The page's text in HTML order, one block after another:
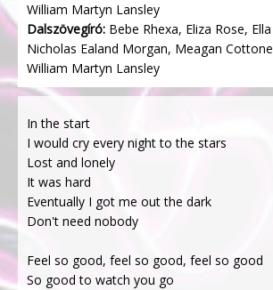
William Martyn Lansley
Dalszövegíró: Bebe Rhexa, Eliza Rose,
Nicholas Ealand Morgan, Meagan
William Martyn Lansley
In the start
I would cry every night to the stars
Lost and lonely
It was hard
Eventually I got me out the dark
Don't need nobody
Feel so good, feel so good, feel so good
So good to watch you go